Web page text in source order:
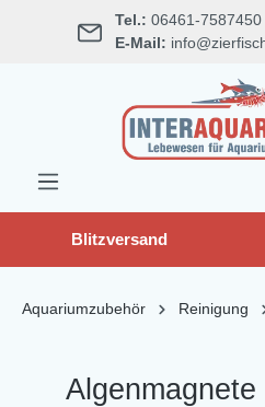
springen Tel.: 06461-
E-Mail:
Blitzversand
Aquariumzubehör Reinigung
Algenmagnete